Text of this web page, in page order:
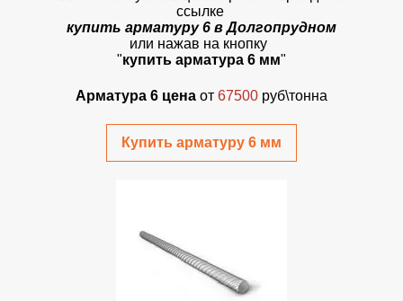
ссылке
купить арматуру 6 в Долгопрудном
или нажав на кнопку
"купить арматура 6 мм"
Арматура 6 цена от 67500 руб\тонна
Купить арматуру 6 мм